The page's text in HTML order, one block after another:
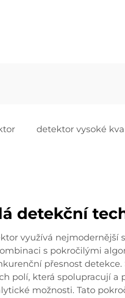
detektor vysoké
detekční
využívá nejmodernější
s pokročilými
přesnost detekce.
polí, která spolupracují a
možnosti. Tato